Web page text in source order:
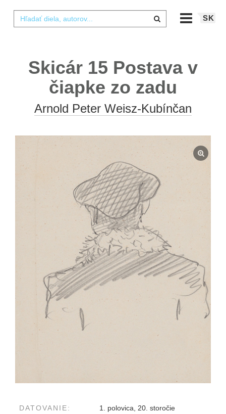
SK
Skicár 15 Postava v
čiapke zo zadu
Arnold Peter Weisz-Kubínčan
DATOVANIE: 1. polovica, 20. storočie